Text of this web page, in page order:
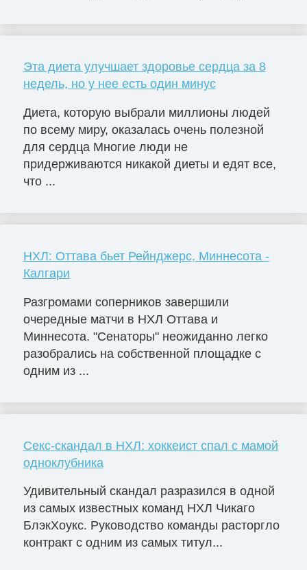
Эта диета улучшает здоровье сердца за 8
недель, но у нее есть один минус
Диета, которую выбрали миллионы людей
по всему миру, оказалась очень полезной
для сердца Многие люди не
придерживаются никакой диеты и едят все,
что ...
НХЛ: Оттава бьет Рейнджерс, Миннесота -
Калгари
Разгромами соперников завершили
очередные матчи в НХЛ Оттава и
Миннесота. "Сенаторы" неожиданно легко
разобрались на собственной площадке с
одним из ...
Секс-скандал в НХЛ: хоккеист спал с мамой
одноклубника
Удивительный скандал разразился в одной
из самых известных команд НХЛ Чикаго
БлэкХоукс. Руководство команды расторгло
контракт с одним из самых титул...